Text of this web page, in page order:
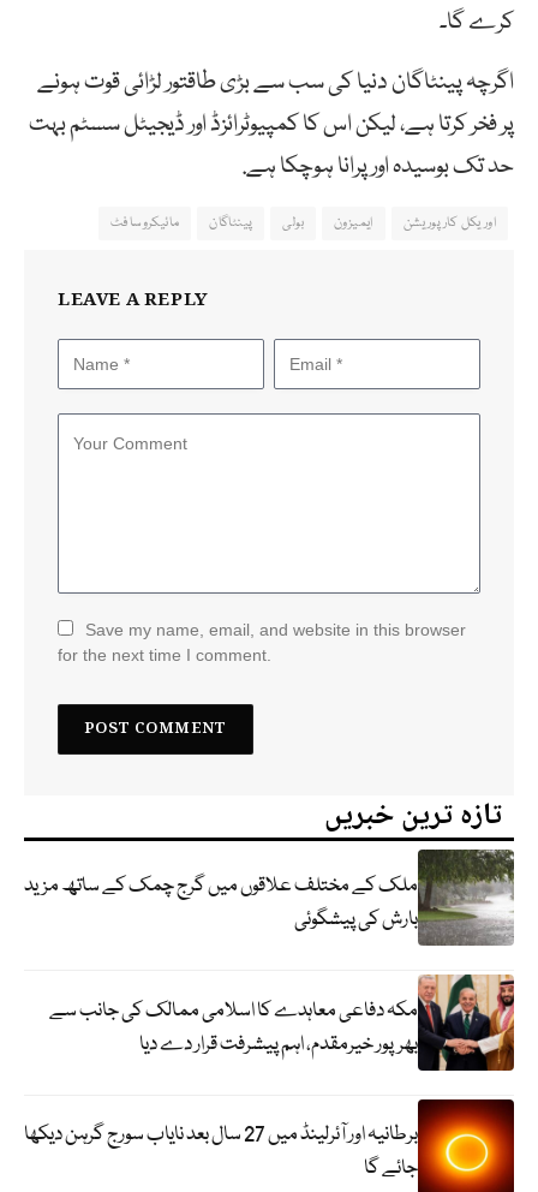
کرے گا۔
اگرچہ پینٹاگان دنیا کی سب سے بڑی طاقتور لڑائی قوت ہونے
پر فخر کرتا ہے، لیکن اس کا کمپیوٹرائزڈ اور ڈیجیٹل سسٹم بہت
حد تک بوسیدہ اور پرانا ہوچکا ہے.
اوریکل کارپوریشن ایمیزون بولی پینٹاگان مائیکروسافٹ
LEAVE A REPLY
Save my name, email, and website in this browser
for the next time I comment.
تازہ ترین خبریں
ملک کے مختلف علاقوں میں گرج چمک کے ساتھ مزید
بارش کی پیشگوئی
مکہ دفاعی معاہدے کا اسلامی ممالک کی جانب سے
بھرپور خیرمقدم، اہم پیشرفت قرار دے دیا
برطانیہ اور آئرلینڈ میں 27 سال بعد نایاب سورج گرہن دیکھا
جائے گا